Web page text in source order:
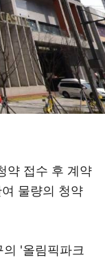
약 접수 후 계약
물량의 청약
'올림픽파크